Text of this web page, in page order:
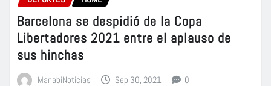
Barcelona se despidió de la Copa
Libertadores 2021 entre el aplauso de
sus hinchas
ManabiNoticias Sep 30, 2021 0